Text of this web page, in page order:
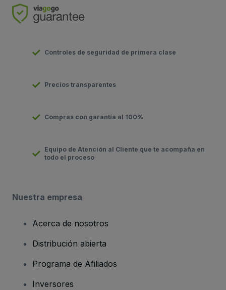
Controles de seguridad de primera clase
Precios transparentes
Compras con garantía al 100%
Equipo de Atención al Cliente que te acompaña en
todo el proceso
Nuestra empresa
Acerca de nosotros
Distribución abierta
Programa de Afiliados
Inversores